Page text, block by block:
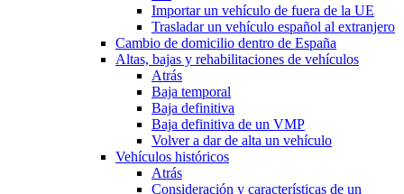
Importar un vehículo de fuera de la UE
Trasladar un vehículo español al extranjero
Cambio de domicilio dentro de España
Altas, bajas y rehabilitaciones de vehículos
Atrás
Baja temporal
Baja definitiva
Baja definitiva de un VMP
Volver a dar de alta un vehículo
Vehículos históricos
Atrás
Consideración y características de un